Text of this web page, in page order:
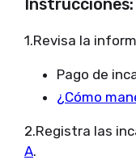
Instrucciones:
1.Revisa la
Pago de
¿Cómo
2.Registra las
A.